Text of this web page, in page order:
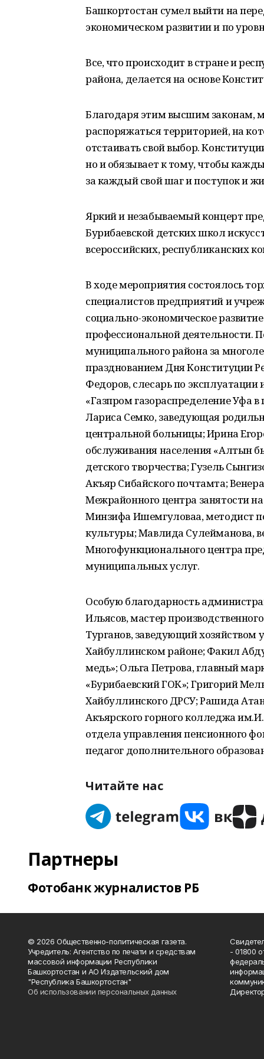
Башкортостан сумел выйти на
экономическом развитии и по
Все, что происходит в стране и
района, делается на основе
Благодаря этим высшим законам,
распоряжаться территорией, на
отстаивать свой выбор.
но и обязывает к тому, чтобы
за каждый свой шаг и поступок и
Яркий и незабываемый концерт
Бурибаевской детских школ
всероссийских, республиканских
В ходе мероприятия состоялось
специалистов предприятий и
социально-экономическое
профессиональной деятельности.
муниципального района за
празднованием Дня Конституции
Федоров, слесарь по
«Газпром газораспределение Уфа
Лариса Семко, заведующая
центральной больницы; Ирина
обслуживания населения «Алтын
детского творчества; Гузель
Акъяр Сибайского почтамта;
Межрайонного центра занятости
Минзифа Ишемгуловаа, методист
культуры; Мавлида Сулейманова,
Многофункционального центра
муниципальных услуг.
Особую благодарность
Ильясов, мастер
Турганов, заведующий хозяйством
Хайбуллинском районе; Факил
медь»; Ольга Петрова, главный
«Бурибаевский ГОК»; Григорий
Хайбуллинского ДРСУ; Рашида
Акъярского горного колледжа
отдела управления пенсионного
педагог дополнительного
Читайте нас
Партнеры
Фотобанк журналистов РБ
© 2026 Общественно-политическая газета.
Учредитель: Агентство по печати и средствам
массовой информации Республики
Башкортостан и АО Издательский дом
"Республика Башкортостан"
Об использовании персональных данных
- 01800